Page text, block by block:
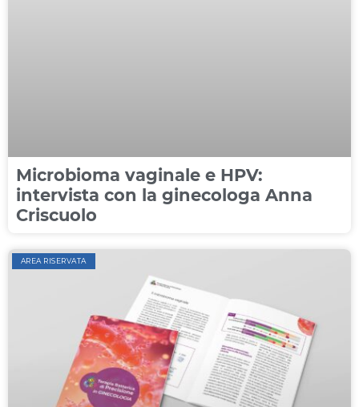
Microbioma vaginale e HPV:
intervista con la ginecologa Anna
Criscuolo
AREA RISERVATA